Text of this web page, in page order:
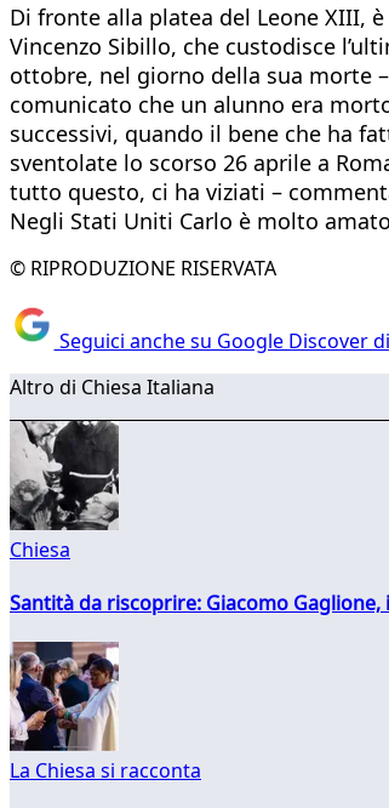
Di fronte alla platea del Leone XIII,
Vincenzo Sibillo, che custodisce
ottobre, nel giorno della sua morte
comunicato che un alunno era
successivi, quando il bene che ha
sventolate lo scorso 26 aprile a
tutto questo, ci ha viziati –
Negli Stati Uniti Carlo è molto
© RIPRODUZIONE RISERVATA
Seguici anche su Google Discover
Altro di Chiesa Italiana
Chiesa
Santità da riscoprire: Giacomo
La Chiesa si racconta